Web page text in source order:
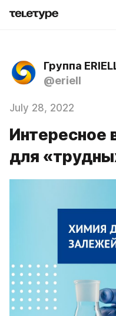
Группа
@eriell
July 28, 2022
Интересное
для